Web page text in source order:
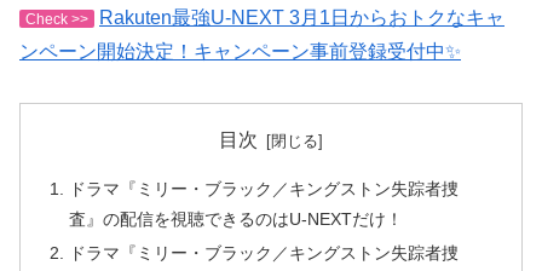
Check >>
Rakuten最強U-NEXT 3月1日からおトクなキャ
ンペーン開始決定！キャンペーン事前登録受付中✨
目次
ドラマ『ミリー・ブラック／キングストン失踪者捜
査』の配信を視聴できるのはU-NEXTだけ！
ドラマ『ミリー・ブラック／キングストン失踪者捜